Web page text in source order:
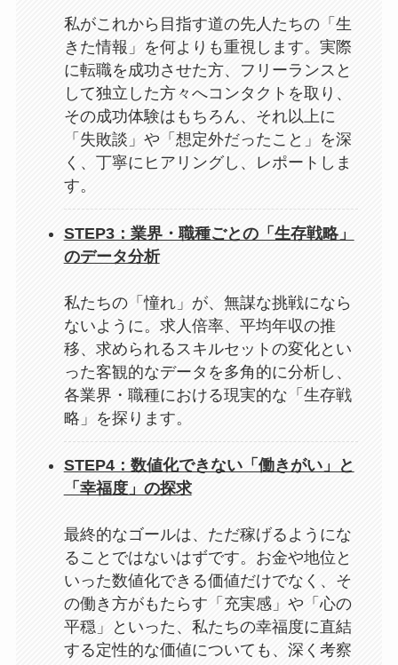
私がこれから目指す道の先人たちの「生
きた情報」を何よりも重視します。実際
に転職を成功させた方、フリーランスと
して独立した方々へコンタクトを取り、
その成功体験はもちろん、それ以上に
「失敗談」や「想定外だったこと」を深
く、丁寧にヒアリングし、レポートしま
す。
STEP3：業界・職種ごとの「生存戦略」
のデータ分析
私たちの「憧れ」が、無謀な挑戦になら
ないように。求人倍率、平均年収の推
移、求められるスキルセットの変化とい
った客観的なデータを多角的に分析し、
各業界・職種における現実的な「生存戦
略」を探ります。
STEP4：数値化できない「働きがい」と
「幸福度」の探求
最終的なゴールは、ただ稼げるようにな
ることではないはずです。お金や地位と
いった数値化できる価値だけでなく、そ
の働き方がもたらす「充実感」や「心の
平穏」といった、私たちの幸福度に直結
する定性的な価値についても、深く考察